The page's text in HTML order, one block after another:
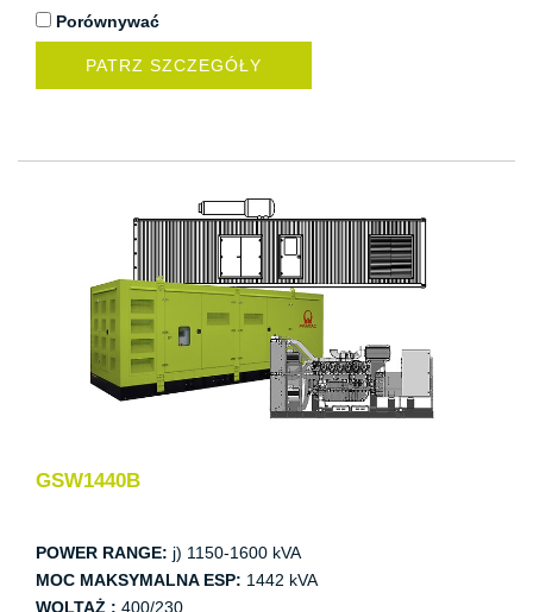
Porównywać
PATRZ SZCZEGÓŁY
GSW1440B
POWER RANGE: j) 1150-1600 kVA
MOC MAKSYMALNA ESP: 1442 kVA
WOLTAŻ : 400/230